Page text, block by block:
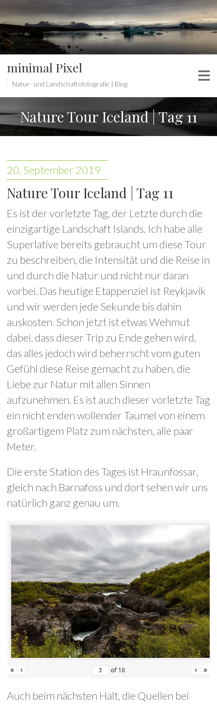
minimal Pixel
Natur- und Landschaftsfotografie | Blog
Nature Tour Iceland | Tag 11
20. September 2019
Nature Tour Iceland | Tag 11
Es ist der vorletzte Tag, der Letzte durch die
einzigartige Landschaft Islands. Ich habe alle
Superlative bereits gebraucht um diese Tour
zu beschreiben, die Intensität und die Reise in
und durch die Natur und nicht nur daran
vorbei. Das heutige Etappenziel ist Reykjavik
und wir werden jede Sekunde bis dahin
auskosten. Schon jetzt ist etwas Wehmut
dabei, dass dieser Trip zu Ende gehen wird,
das alles jedoch wird beherrscht vom guten
Gefühl diese Reise gemacht zu haben, die
Liebe zur Natur mit allen Sinnen
aufzunehmen. Es ist auch dieser vorletzte Tag
ein nicht enden wollender Taumel von einem
großartigem Platz zum nächsten, alle paar
Meter.
Die erste Station des Tages ist Hraunfossar,
gleich nach Barnafoss und dort sehen wir uns
natürlich ganz genau um.
« ‹ of 10 › »
Auch beim nächsten Halt, die Quellen bei